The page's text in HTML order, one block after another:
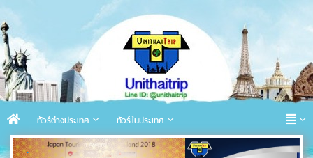
ทัวร์ต่างประเทศ ทัวร์ในประเทศ